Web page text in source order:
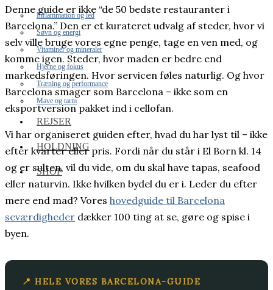
Inflammation og led
Søvn og energi
Vitaminer og mineraler
Hjerne og fokus
Træning og performance
Mave og tarm
REJSER
HOLDNING
SHOP
Denne guide er ikke “de 50 bedste restauranter i
Barcelona.” Den er et kurateret udvalg af steder, hvor vi
selv ville bruge vores egne penge, tage en ven med, og
komme igen. Steder, hvor maden er bedre end
markedsføringen. Hvor servicen føles naturlig. Og hvor
Barcelona smager som Barcelona – ikke som en
eksportversion pakket ind i cellofan.
Vi har organiseret guiden efter, hvad du har lyst til – ikke
efter kvarter eller pris. Fordi når du står i El Born kl. 14
og er sulten, vil du vide, om du skal have tapas, seafood
eller naturvin. Ikke hvilken bydel du er i. Leder du efter
mere end mad? Vores hovedguide til Barcelona
seværdigheder dækker 100 ting at se, gøre og spise i
byen.
📍 HELE VORES BARCELONA-GUIDE